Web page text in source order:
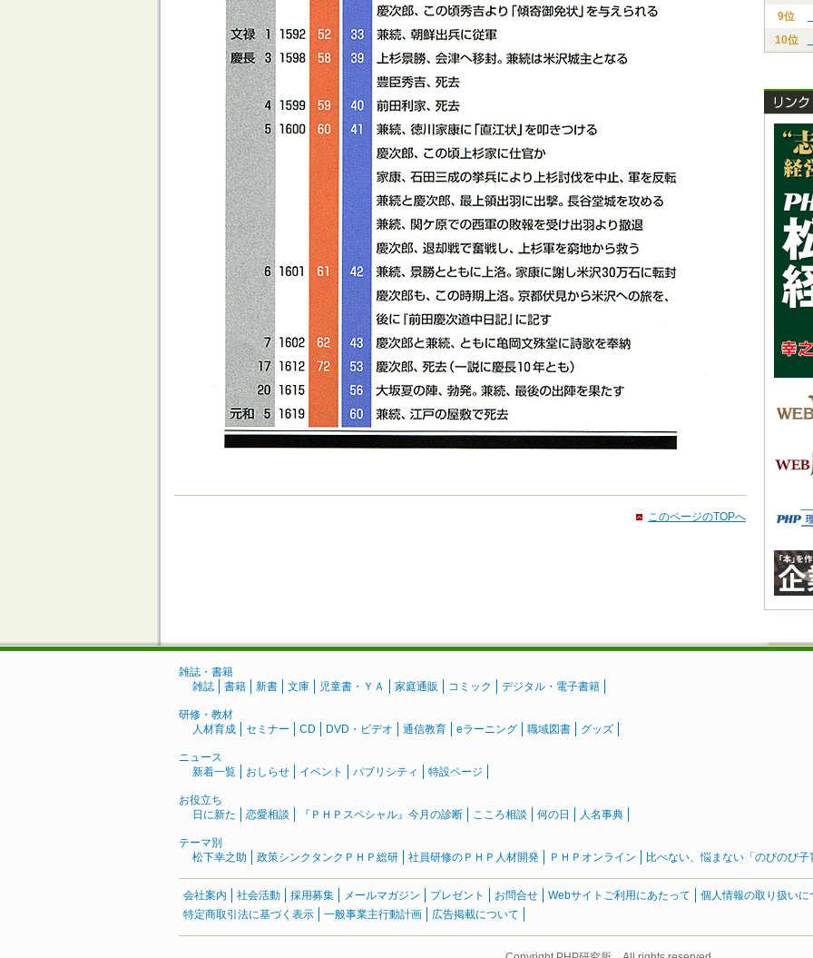
このページのTOPへ
9位
10位
雑誌・書籍
雑誌
書籍 新書 文庫 児童書・ＹＡ 家庭通販 コミック デジタル・電子書籍
研修・教材
人材育成
セミナー CD DVD・ビデオ 通信教育 eラーニング 職域図書 グッズ
ニュース
新着一覧
おしらせ イベント パブリシティ 特設ページ
お役立ち
日に新た
恋愛相談 『ＰＨＰスペシャル』今月の診断 こころ相談 何の日 人名事典
テーマ別
松下幸之助
政策シンクタンクＰＨＰ総研 社員研修のＰＨＰ人材開発 ＰＨＰオンライン 比べない、悩まない「のびのび
会社案内 社会活動 採用募集 メールマガジン プレゼント お問合せ Webサイトご利用にあたって
個人情報の取り扱いに
特定商取引法に基づく表示
一般事業主行動計画 広告掲載について